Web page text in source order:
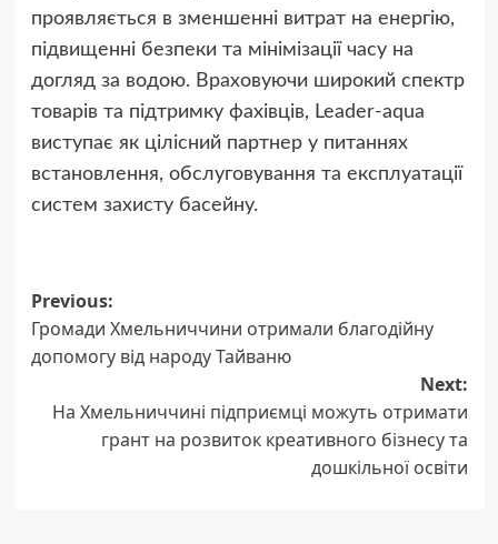
проявляється в зменшенні витрат на енергію,
підвищенні безпеки та мінімізації часу на
догляд за водою. Враховуючи широкий спектр
товарів та підтримку фахівців, Leader-aqua
виступає як цілісний партнер у питаннях
встановлення, обслуговування та експлуатації
систем захисту басейну.
Post
navigation
Previous:
Громади Хмельниччини отримали благодійну
допомогу від народу Тайваню
Next:
На Хмельниччині підприємці можуть отримати
грант на розвиток креативного бізнесу та
дошкільної освіти